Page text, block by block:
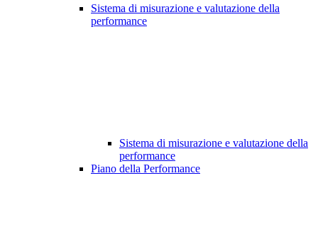
Sistema di misurazione e valutazione della
performance
Sistema di misurazione e valutazione della
performance
Piano della Performance